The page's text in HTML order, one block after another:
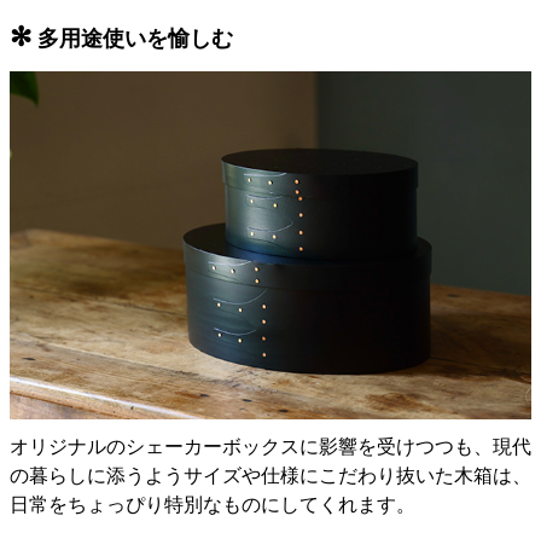
✻ 多用途使いを愉しむ
オリジナルのシェーカーボックスに影響を受けつつも、現代
の暮らしに添うようサイズや仕様にこだわり抜いた木箱は、
日常をちょっぴり特別なものにしてくれます。